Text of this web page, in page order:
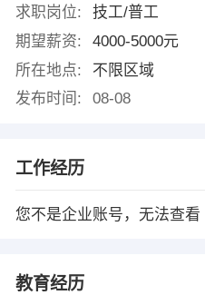
求职岗位:
技工/普工
期望薪资:
4000-5000元
所在地点:
不限区域
发布时间:
08-08
工作经历
您不是企业账号，无法查看
教育经历